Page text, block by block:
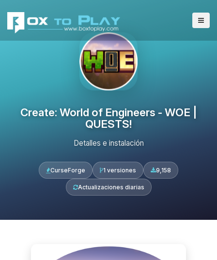
Create: World of Engineers - WOE |
QUESTS!
Detalles e instalación
CurseForge 1 versiones 9,158
Actualizaciones diarias